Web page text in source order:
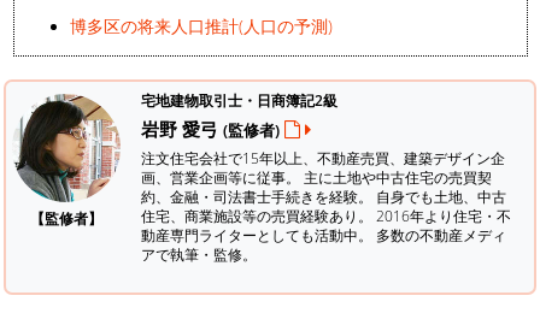
博多区の将来人口推計(人口の予測)
【監修者】
宅地建物取引士・日商簿記2級
岩野 愛弓 (監修者)
注文住宅会社で15年以上、不動産売買、建築デザイン企
画、営業企画等に従事。 主に土地や中古住宅の売買契
約、金融・司法書士手続きを経験。 自身でも土地、中古
住宅、商業施設等の売買経験あり。 2016年より住宅・不
動産専門ライターとしても活動中。 多数の不動産メディ
アで執筆・監修。